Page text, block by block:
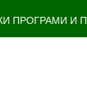
ПРОГРАМИ И